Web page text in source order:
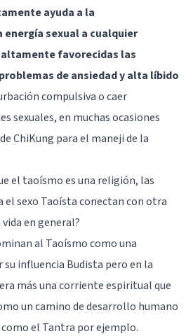
ayuda a la
sexual a cualquier
favorecidas las
de ansiedad y alta líbido
compulsiva o caer
sexuales, en muchas ocasiones
ChiKung para el maneji de la
el taoísmo es una religión, las
el sexo Taoísta conectan con otra
en general?
al Taoísmo como una
su influencia Budista pero en la
más una corriente espiritual que
un camino de desarrollo humano
el Tantra por ejemplo.